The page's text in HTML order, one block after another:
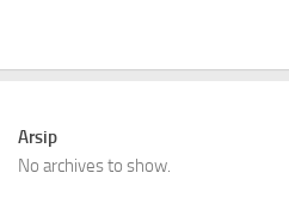
Arsip
No archives to show.